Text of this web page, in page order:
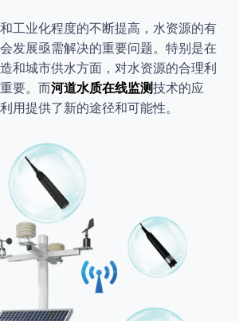
工业化程度的不断提高，水资源的有
发展亟需解决的重要问题。特别是在
和城市供水方面，对水资源的合理利
要。而河道水质在线监测技术的应
用提供了新的途径和可能性。